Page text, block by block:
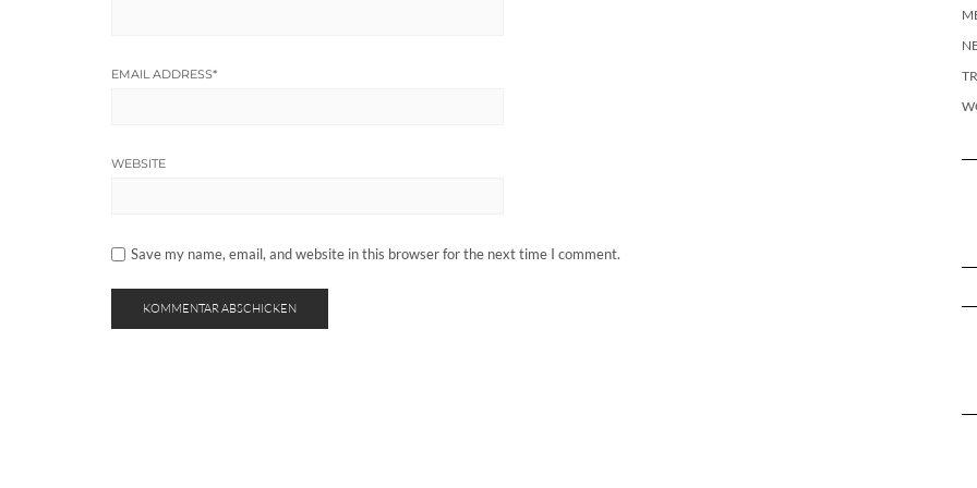
EMAIL ADDRESS*
WEBSITE
Save my name, email, and website in this browser for the next time I comment.